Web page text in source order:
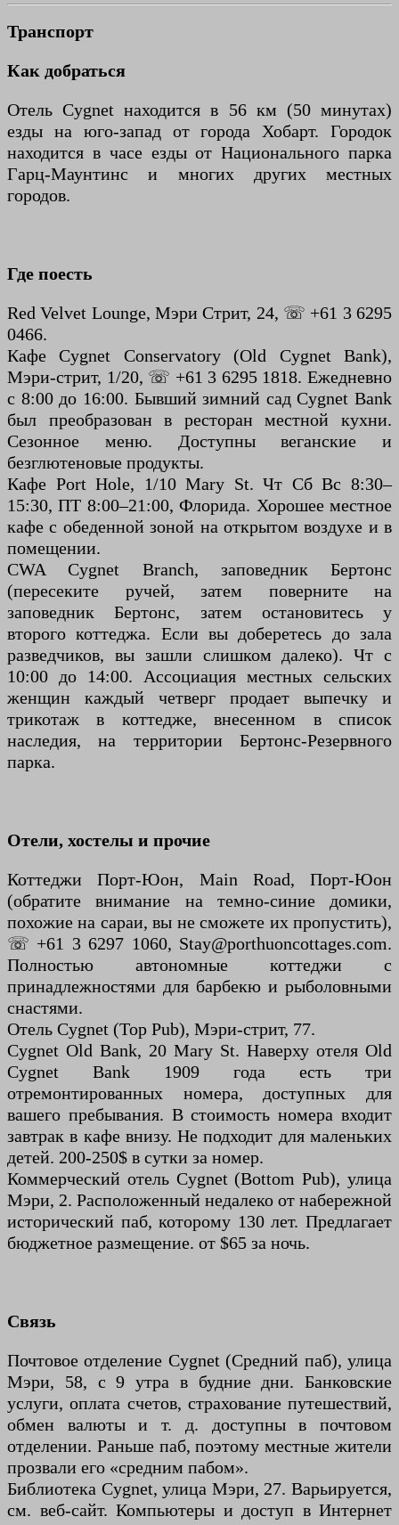
Транспорт
Как добраться
Отель Cygnet находится в 56 км (50 минутах)
езды на юго-запад от города Хобарт. Городок
находится в часе езды от Национального парка
Гарц-Маунтинс и многих других местных
городов.
Где поесть
Red Velvet Lounge, Мэри Стрит, 24, ☏ +61 3 6295
0466.
Кафе Cygnet Conservatory (Old Cygnet Bank),
Мэри-стрит, 1/20, ☏ +61 3 6295 1818. Ежедневно
с 8:00 до 16:00. Бывший зимний сад Cygnet Bank
был преобразован в ресторан местной кухни.
Сезонное меню. Доступны веганские и
безглютеновые продукты.
Кафе Port Hole, 1/10 Mary St. Чт Сб Вс 8:30–
15:30, ПТ 8:00–21:00, Флорида. Хорошее местное
кафе с обеденной зоной на открытом воздухе и в
помещении.
CWA Cygnet Branch, заповедник Бертонс
(пересеките ручей, затем поверните на
заповедник Бертонс, затем остановитесь у
второго коттеджа. Если вы доберетесь до зала
разведчиков, вы зашли слишком далеко). Чт с
10:00 до 14:00. Ассоциация местных сельских
женщин каждый четверг продает выпечку и
трикотаж в коттедже, внесенном в список
наследия, на территории Бертонс-Резервного
парка.
Отели, хостелы и прочие
Коттеджи Порт-Юон, Main Road, Порт-Юон
(обратите внимание на темно-синие домики,
похожие на сараи, вы не сможете их пропустить),
☏ +61 3 6297 1060, Stay@porthuoncottages.com.
Полностью автономные коттеджи с
принадлежностями для барбекю и рыболовными
снастями.
Отель Cygnet (Top Pub), Мэри-стрит, 77.
Cygnet Old Bank, 20 Mary St. Наверху отеля Old
Cygnet Bank 1909 года есть три
отремонтированных номера, доступных для
вашего пребывания. В стоимость номера входит
завтрак в кафе внизу. Не подходит для маленьких
детей. 200-250$ в сутки за номер.
Коммерческий отель Cygnet (Bottom Pub), улица
Мэри, 2. Расположенный недалеко от набережной
исторический паб, которому 130 лет. Предлагает
бюджетное размещение. от $65 за ночь.
Связь
Почтовое отделение Cygnet (Средний паб), улица
Мэри, 58, с 9 утра в будние дни. Банковские
услуги, оплата счетов, страхование путешествий,
обмен валюты и т. д. доступны в почтовом
отделении. Раньше паб, поэтому местные жители
прозвали его «средним пабом».
Библиотека Cygnet, улица Мэри, 27. Варьируется,
см. веб-сайт. Компьютеры и доступ в Интернет